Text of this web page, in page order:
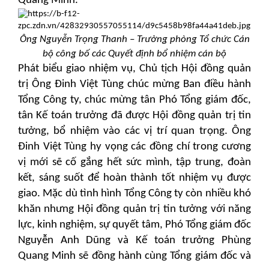
Ông Nguyễn Trọng Thanh – Trưởng phòng Tổ chức Cán
bộ công bố các Quyết định bổ nhiệm cán bộ
Phát biểu giao nhiệm vụ, Chủ tịch Hội đồng quản
trị Ông Đinh Việt Tùng chúc mừng Ban điều hành
Tổng Công ty, chúc mừng tân Phó Tổng giám đốc,
tân Kế toán trưởng đã được Hội đồng quản trị tin
tưởng, bổ nhiệm vào các vị trí quan trọng. Ông
Đinh Việt Tùng hy vọng các đồng chí trong cương
vị mới sẽ cố gắng hết sức mình, tập trung, đoàn
kết, sáng suốt để hoàn thành tốt nhiệm vụ được
giao. Mặc dù tình hình Tổng Công ty còn nhiều khó
khăn nhưng Hội đồng quản trị tin tưởng với năng
lực, kinh nghiệm, sự quyết tâm, Phó Tổng giám đốc
Nguyễn Anh Dũng và Kế toán trưởng
Phùng
Quang Minh sẽ đồng hành cùng Tổng giám đốc và